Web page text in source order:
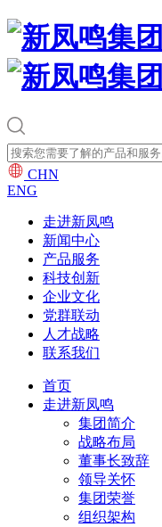
CHN
ENG
走进新凤鸣
新闻中心
产品服务
科技创新
企业文化
党群联动
人才战略
联系我们
首页
走进新凤鸣
集团简介
战略布局
董事长致辞
领导关怀
集团荣誉
组织架构